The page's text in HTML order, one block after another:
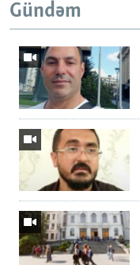
Gündəm